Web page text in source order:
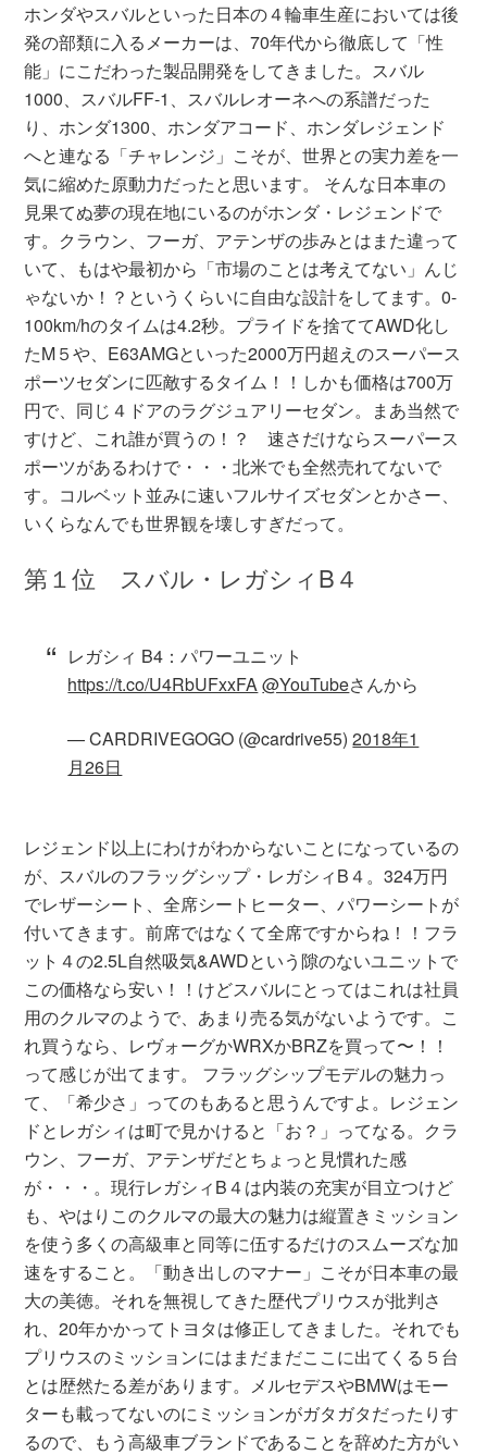
ホンダやスバルといった日本の４輪車生産においては後
発の部類に入るメーカーは、70年代から徹底して「性
能」にこだわった製品開発をしてきました。スバル
1000、スバルFF-1、スバルレオーネへの系譜だった
り、ホンダ1300、ホンダアコード、ホンダレジェンド
へと連なる「チャレンジ」こそが、世界との実力差を一
気に縮めた原動力だったと思います。 そんな日本車の
見果てぬ夢の現在地にいるのがホンダ・レジェンドで
す。クラウン、フーガ、アテンザの歩みとはまた違って
いて、もはや最初から「市場のことは考えてない」んじ
ゃないか！？というくらいに自由な設計をしてます。0-
100km/hのタイムは4.2秒。プライドを捨ててAWD化し
たM５や、E63AMGといった2000万円超えのスーパース
ポーツセダンに匹敵するタイム！！しかも価格は700万
円で、同じ４ドアのラグジュアリーセダン。まあ当然で
すけど、これ誰が買うの！？ 速さだけならスーパース
ポーツがあるわけで・・・北米でも全然売れてないで
す。コルベット並みに速いフルサイズセダンとかさー、
いくらなんでも世界観を壊しすぎだって。
第１位 スバル・レガシィB４
レガシィ B4：パワーユニット
https://t.co/U4RbUFxxFA@YouTubeさんから
— CARDRIVEGOGO (@cardrive55)2018年1
月26日
レジェンド以上にわけがわからないことになっているの
が、スバルのフラッグシップ・レガシィB４。324万円
でレザーシート、全席シートヒーター、パワーシートが
付いてきます。前席ではなくて全席ですからね！！フラ
ット４の2.5L自然吸気&AWDという隙のないユニットで
この価格なら安い！！けどスバルにとってはこれは社員
用のクルマのようで、あまり売る気がないようです。こ
れ買うなら、レヴォーグかWRXかBRZを買って〜！！
って感じが出てます。 フラッグシップモデルの魅力っ
て、「希少さ」ってのもあると思うんですよ。レジェン
ドとレガシィは町で見かけると「お？」ってなる。クラ
ウン、フーガ、アテンザだとちょっと見慣れた感
が・・・。現行レガシィB４は内装の充実が目立つけど
も、やはりこのクルマの最大の魅力は縦置きミッション
を使う多くの高級車と同等に伍するだけのスムーズな加
速をすること。「動き出しのマナー」こそが日本車の最
大の美徳。それを無視してきた歴代プリウスが批判さ
れ、20年かかってトヨタは修正してきました。それでも
プリウスのミッションにはまだまだここに出てくる５台
とは歴然たる差があります。メルセデスやBMWはモー
ターも載ってないのにミッションがガタガタだったりす
るので、もう高級車ブランドであることを辞めた方がい